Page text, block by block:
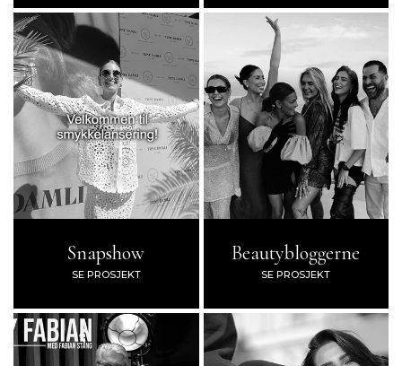
Snapshow
SE PROSJEKT
Beautybloggerne
SE PROSJEKT